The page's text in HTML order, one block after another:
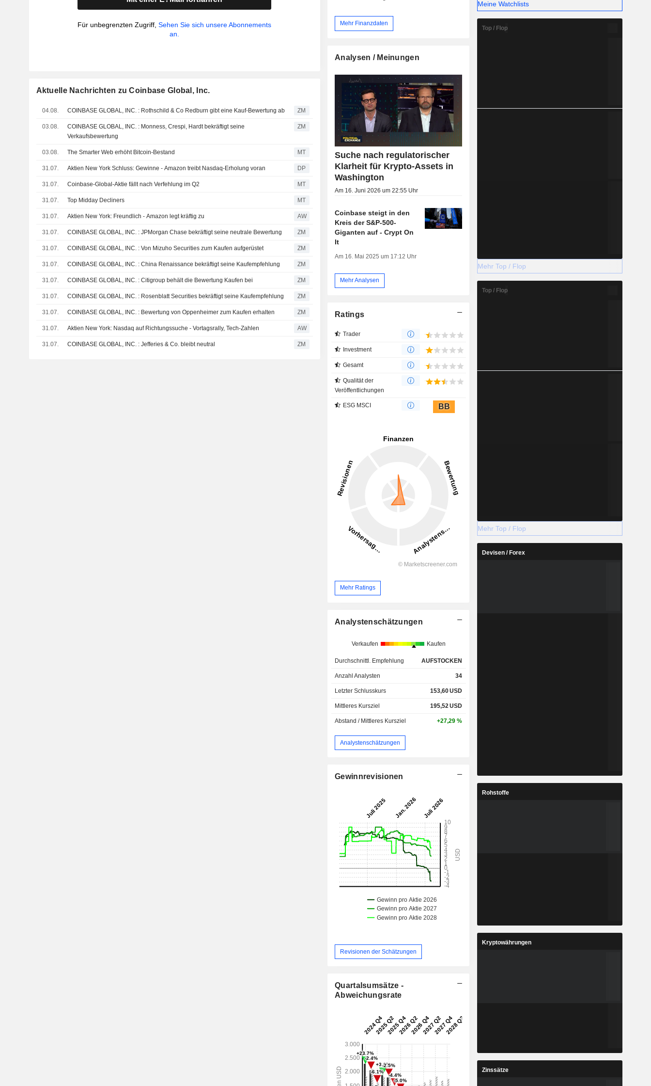
Für unbegrenzten Zugriff,Sehen Sie sich unsere Abonnements
an.
Aktuelle Nachrichten zu Coinbase Global, Inc.
04.08. COINBASE GLOBAL, INC. : Rothschild & Co Redburn gibt eine Kauf-Bewertung ab ZM
03.08.
COINBASE GLOBAL, INC. : Monness, Crespi, Hardt bekräftigt seine
Verkaufsbewertung
ZM
03.08. The Smarter Web erhöht Bitcoin-Bestand MT
31.07. Aktien New York Schluss: Gewinne - Amazon treibt Nasdaq-Erholung voran DP
31.07. Coinbase-Global-Aktie fällt nach Verfehlung im Q2 MT
31.07. Top Midday Decliners MT
31.07. Aktien New York: Freundlich - Amazon legt kräftig zu AW
31.07. COINBASE GLOBAL, INC. : JPMorgan Chase bekräftigt seine neutrale Bewertung ZM
31.07. COINBASE GLOBAL, INC. : Von Mizuho Securities zum Kaufen aufgerüstet ZM
31.07. COINBASE GLOBAL, INC. : China Renaissance bekräftigt seine Kaufempfehlung ZM
31.07. COINBASE GLOBAL, INC. : Citigroup behält die Bewertung Kaufen bei ZM
31.07. COINBASE GLOBAL, INC. : Rosenblatt Securities bekräftigt seine Kaufempfehlung ZM
31.07. COINBASE GLOBAL, INC. : Bewertung von Oppenheimer zum Kaufen erhalten ZM
31.07. Aktien New York: Nasdaq auf Richtungssuche - Vortagsrally, Tech-Zahlen AW
31.07. COINBASE GLOBAL, INC. : Jefferies & Co. bleibt neutral ZM
Mehr Finanzdaten
Analysen / Meinungen
Suche nach regulatorischer
Klarheit für Krypto-Assets in
Washington
Am 16. Juni 2026 um 22:55 Uhr
Coinbase steigt in den
Kreis der S&P-500-
Giganten auf - Crypt On
It
Am 16. Mai 2025 um 17:12 Uhr
Mehr Analysen
Ratings
Trader
Investment
Gesamt
Qualität der
Veröffentlichungen
ESG MSCI BB
Mehr Ratings
Analystenschätzungen
Verkaufen Kaufen
Durchschnittl. Empfehlung AUFSTOCKEN
Anzahl Analysten 34
Letzter Schlusskurs 153,60USD
Mittleres Kursziel 195,52USD
Abstand / Mittleres Kursziel +27,29 %
Analystenschätzungen
Gewinnrevisionen
Revisionen der Schätzungen
Quartalsumsätze -
Abweichungsrate
Meine Watchlists
Top / Flop
Mehr Top / Flop
Top / Flop
Mehr Top / Flop
Devisen / Forex
Rohstoffe
Kryptowährungen
Zinssätze